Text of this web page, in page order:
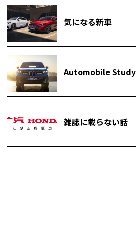
気になる新車
Automobile Study
雑誌に載らない話